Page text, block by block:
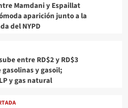
Mamdani y Espaillat
aparición junto a la
del NYPD
entre RD$2 y RD$3
gasolinas y gasoil;
y gas natural